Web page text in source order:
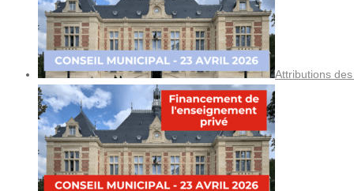
Attributions